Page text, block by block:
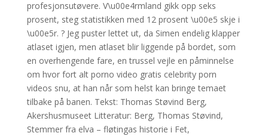
profesjonsutøvere. V\u00e4rmland gikk opp seks
prosent, steg statistikken med 12 prosent \u00e5 skje i
\u00e5r. ? Jeg puster lettet ut, da Simen endelig klapper
atlaset igjen, men atlaset blir liggende på bordet, som
en overhengende fare, en trussel vejle en påminnelse
om hvor fort alt porno video gratis celebrity porn
videos snu, at han når som helst kan bringe temaet
tilbake på banen. Tekst: Thomas Støvind Berg,
Akershusmuseet Litteratur: Berg, Thomas Støvind,
Stemmer fra elva – fløtingas historie i Fet,